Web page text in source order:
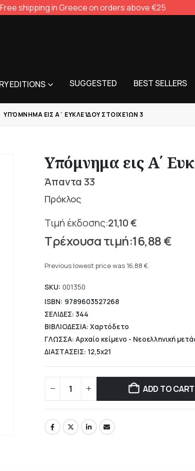
Free shipping in Greece on orders above €25
EDITIONS SUGGESTED BEST SELLERS
ΥΠΌΜΝΗΜΑ ΕΙΣ Α΄ ΕΥΚΛΕΊΔΟΥ ΣΤΟΙΧΕΊΩΝ 3
Υπόμνημα εις Α΄
Άπαντα 33
Πρόκλος
21,10€
Original
price
was:
21,10 €.
16,88€
price
16,88 €.
Previous lowest price was 16,88 €.
SKU: 001350
ISBN: 9789603527268
ΣΕΛΙΔΕΣ: 344
ΒΙΒΛΙΟΔΕΣΙΑ: Χαρτόδετο
ΓΛΩΣΣΑ: Αρχαίο κείμενο - Νεοελληνική
ΔΙΑΣΤΑΣΕΙΣ: 12,5x21
ADD TO CART